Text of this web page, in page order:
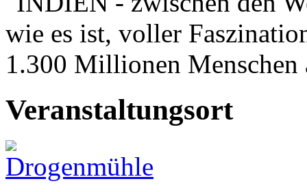
wie es ist, voller
1.300 Millionen Menschen
Veranstaltungsort